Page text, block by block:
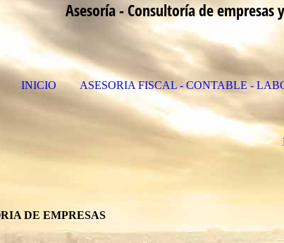
Asesoría - Consultoría de
INICIO ASESORIA FISCAL - CONTABLE -
DE EMPRESAS